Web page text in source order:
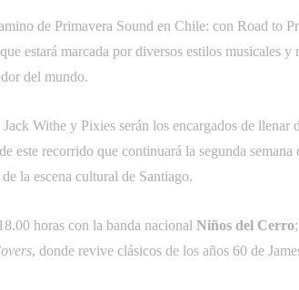
de Primavera Sound en Chile: con Road to
estará marcada por diversos estilos musicales y
del mundo.
Withe y Pixies serán los encargados de llenar
este recorrido que continuará la segunda
la escena cultural de Santiago.
horas con la banda nacional Niños del Cerro
, donde revive clásicos de los años 60 de